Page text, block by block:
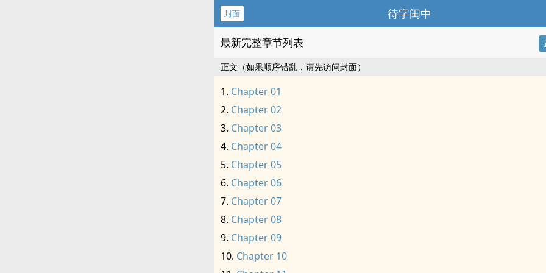
封面 待字闺中
最新完整章节列表
正文（如果顺序错乱，请先访问封面）
Chapter 01
Chapter 02
Chapter 03
Chapter 04
Chapter 05
Chapter 06
Chapter 07
Chapter 08
Chapter 09
Chapter 10